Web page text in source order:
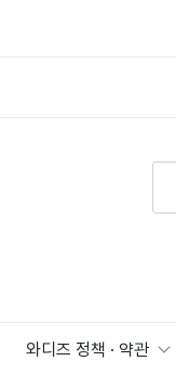
와디즈 정책 · 약관